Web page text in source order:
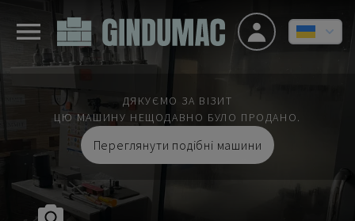
ДЯКУЄМО ЗА ВІЗИТ
ЦЮ МАШИНУ НЕЩОДАВНО БУЛО ПРОДАНО.
Переглянути подібні машини